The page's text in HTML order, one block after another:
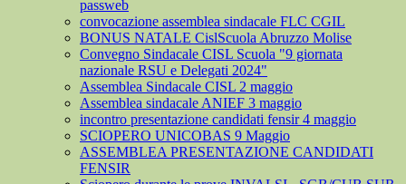
passweb
convocazione assemblea sindacale FLC CGIL
BONUS NATALE CislScuola Abruzzo Molise
Convegno Sindacale CISL Scuola "9 giornata
nazionale RSU e Delegati 2024"
Assemblea Sindacale CISL 2 maggio
Assemblea sindacale ANIEF 3 maggio
incontro presentazione candidati fensir 4 maggio
SCIOPERO UNICOBAS 9 Maggio
ASSEMBLEA PRESENTAZIONE CANDIDATI
FENSIR